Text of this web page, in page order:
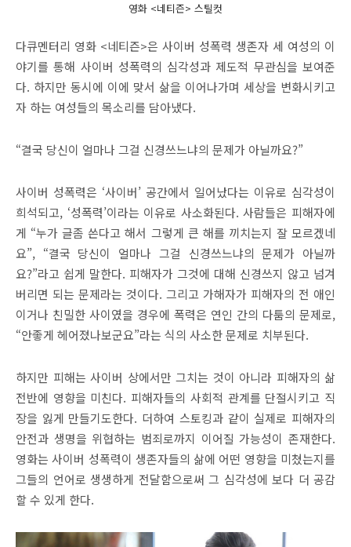
영화 <네티즌> 스틸컷
다큐멘터리 영화 <네티즌>은 사이버 성폭력 생존자 세 여성의 이
야기를 통해 사이버 성폭력의 심각성과 제도적 무관심을 보여준
다. 하지만 동시에 이에 맞서 삶을 이어나가며 세상을 변화시키고
자 하는 여성들의 목소리를 담아냈다.
“결국 당신이 얼마나 그걸 신경쓰느냐의 문제가 아닐까요?”
사이버 성폭력은 ‘사이버’ 공간에서 일어났다는 이유로 심각성이
희석되고, ‘성폭력’이라는 이유로 사소화된다. 사람들은 피해자에
게 “누가 글좀 쓴다고 해서 그렇게 큰 해를 끼치는지 잘 모르겠네
요”, “결국 당신이 얼마나 그걸 신경쓰느냐의 문제가 아닐까
요?”라고 쉽게 말한다. 피해자가 그것에 대해 신경쓰지 않고 넘겨
버리면 되는 문제라는 것이다. 그리고 가해자가 피해자의 전 애인
이거나 친밀한 사이였을 경우에 폭력은 연인 간의 다툼의 문제로,
“안좋게 헤어졌나보군요”라는 식의 사소한 문제로 치부된다.
하지만 피해는 사이버 상에서만 그치는 것이 아니라 피해자의 삶
전반에 영향을 미친다. 피해자들의 사회적 관계를 단절시키고 직
장을 잃게 만들기도한다. 더하여 스토킹과 같이 실제로 피해자의
안전과 생명을 위협하는 범죄로까지 이어질 가능성이 존재한다.
영화는 사이버 성폭력이 생존자들의 삶에 어떤 영향을 미쳤는지를
그들의 언어로 생생하게 전달함으로써 그 심각성에 보다 더 공감
할 수 있게 한다.